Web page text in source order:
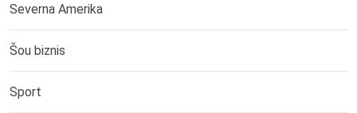
Severna Amerika
Šou biznis
Sport